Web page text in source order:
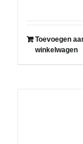
Toevoegen
winkelwagen